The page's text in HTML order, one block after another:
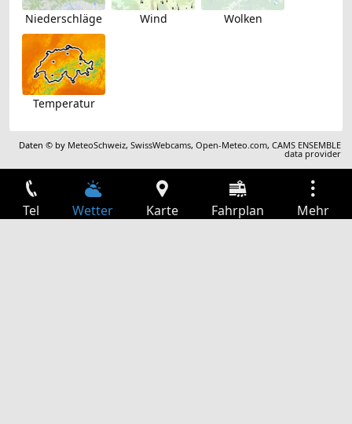
Niederschläge Wind Wolken
Temperatur
Daten © by MeteoSchweiz,SwissWebcams,Open-Meteo.com,CAMS ENSEMBLE
data provider
Tel Wetter Karte Fahrplan Mehr